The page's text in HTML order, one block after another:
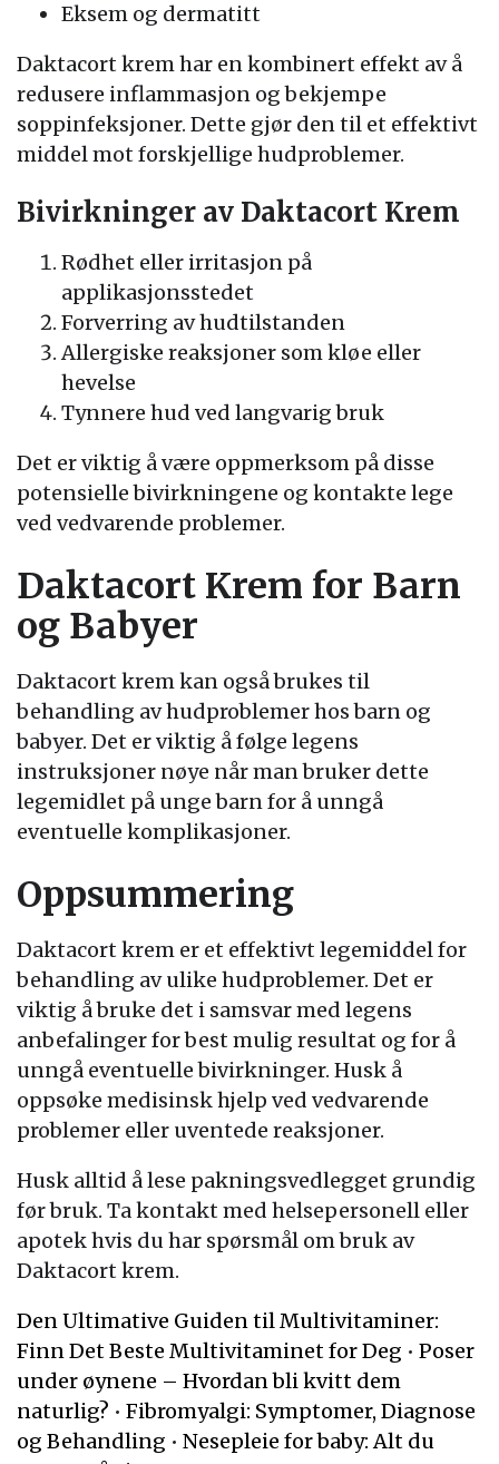
Eksem og dermatitt
Daktacort krem har en kombinert effekt av å
redusere inflammasjon og bekjempe
soppinfeksjoner. Dette gjør den til et effektivt
middel mot forskjellige hudproblemer.
Bivirkninger av Daktacort Krem
Rødhet eller irritasjon på
applikasjonsstedet
Forverring av hudtilstanden
Allergiske reaksjoner som kløe eller
hevelse
Tynnere hud ved langvarig bruk
Det er viktig å være oppmerksom på disse
potensielle bivirkningene og kontakte lege
ved vedvarende problemer.
Daktacort Krem for Barn
og Babyer
Daktacort krem kan også brukes til
behandling av hudproblemer hos barn og
babyer. Det er viktig å følge legens
instruksjoner nøye når man bruker dette
legemidlet på unge barn for å unngå
eventuelle komplikasjoner.
Oppsummering
Daktacort krem er et effektivt legemiddel for
behandling av ulike hudproblemer. Det er
viktig å bruke det i samsvar med legens
anbefalinger for best mulig resultat og for å
unngå eventuelle bivirkninger. Husk å
oppsøke medisinsk hjelp ved vedvarende
problemer eller uventede reaksjoner.
Husk alltid å lese pakningsvedlegget grundig
før bruk. Ta kontakt med helsepersonell eller
apotek hvis du har spørsmål om bruk av
Daktacort krem.
Den Ultimative Guiden til Multivitaminer:
Finn Det Beste Multivitaminet for Deg • Poser
under øynene – Hvordan bli kvitt dem
naturlig? • Fibromyalgi: Symptomer, Diagnose
og Behandling • Nesepleie for baby: Alt du